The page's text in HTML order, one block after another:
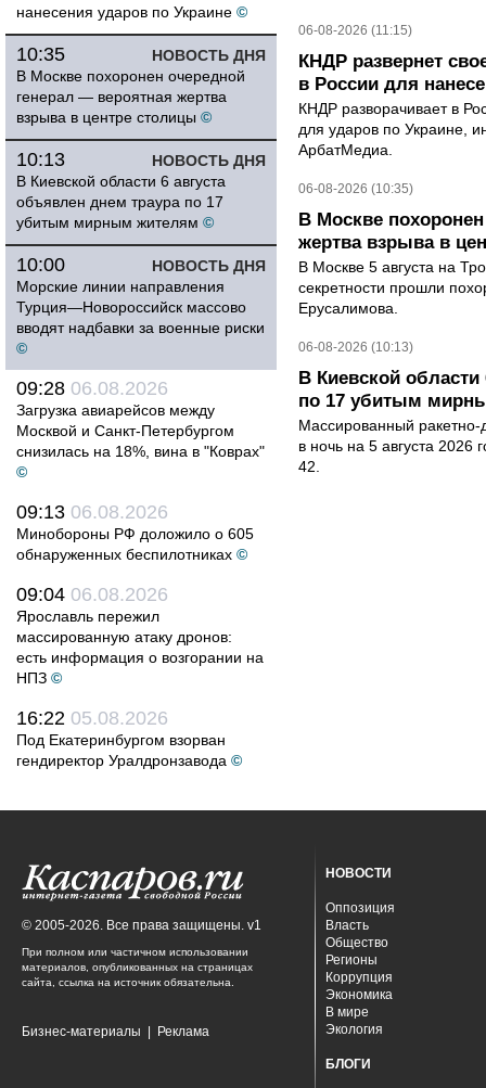
нанесения ударов по Украине ©
НОВОСТЬ ДНЯ
10:35
В Москве похоронен очередной
генерал — вероятная жертва
взрыва в центре столицы ©
НОВОСТЬ ДНЯ
10:13
В Киевской области 6 августа
объявлен днем траура по 17
убитым мирным жителям ©
НОВОСТЬ ДНЯ
10:00
Морские линии направления
Турция—Новороссийск массово
вводят надбавки за военные риски
©
09:28 06.08.2026
Загрузка авиарейсов между
Москвой и Санкт-Петербургом
снизилась на 18%, вина в "Коврах"
©
09:13 06.08.2026
Минобороны РФ доложило о 605
обнаруженных беспилотниках ©
09:04 06.08.2026
Ярославль пережил
массированную атаку дронов:
есть информация о возгорании на
НПЗ ©
16:22 05.08.2026
Под Екатеринбургом взорван
гендиректор Уралдронзавода ©
06-08-2026 (11:15)
КНДР развернет
в России для
КНДР разворачивает в
для ударов по Украине,
АрбатМедиа.
06-08-2026 (10:35)
В Москве
жертва взрыва в
В Москве 5 августа на
секретности прошли
Ерусалимова.
06-08-2026 (10:13)
В Киевской
по 17 убитым
Массированный ракетно-
в ночь на 5 августа 2026
42.
© 2005-2026. Все права защищены. v1
При полном или частичном использовании
материалов, опубликованных на страницах
сайта, ссылка на источник обязательна.
Бизнес-материалы Реклама
НОВОСТИ
Оппозиция
Власть
Общество
Регионы
Коррупция
Экономика
В мире
Экология
БЛОГИ